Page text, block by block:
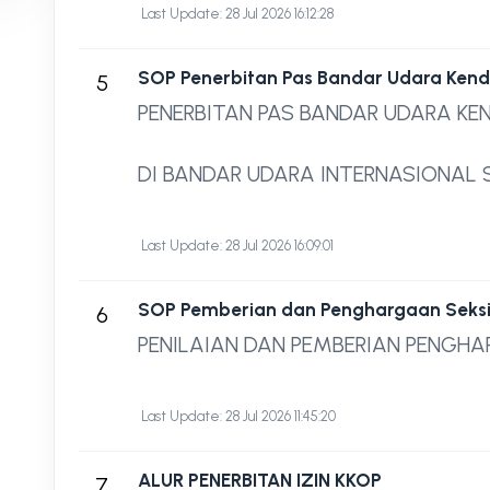
Last Update: 28 Jul 2026 16:12:28
5 SOP Penerbitan Pas Bandar Udara
PENERBITAN PAS BANDAR UDARA
DI BANDAR UDARA INTERNASIONAL
Last Update: 28 Jul 2026 16:09:01
6 SOP Pemberian dan Penghargaan Seksi
PENILAIAN DAN PEMBERIAN
Last Update: 28 Jul 2026 11:45:20
ALUR PENERBITAN IZIN KKOP